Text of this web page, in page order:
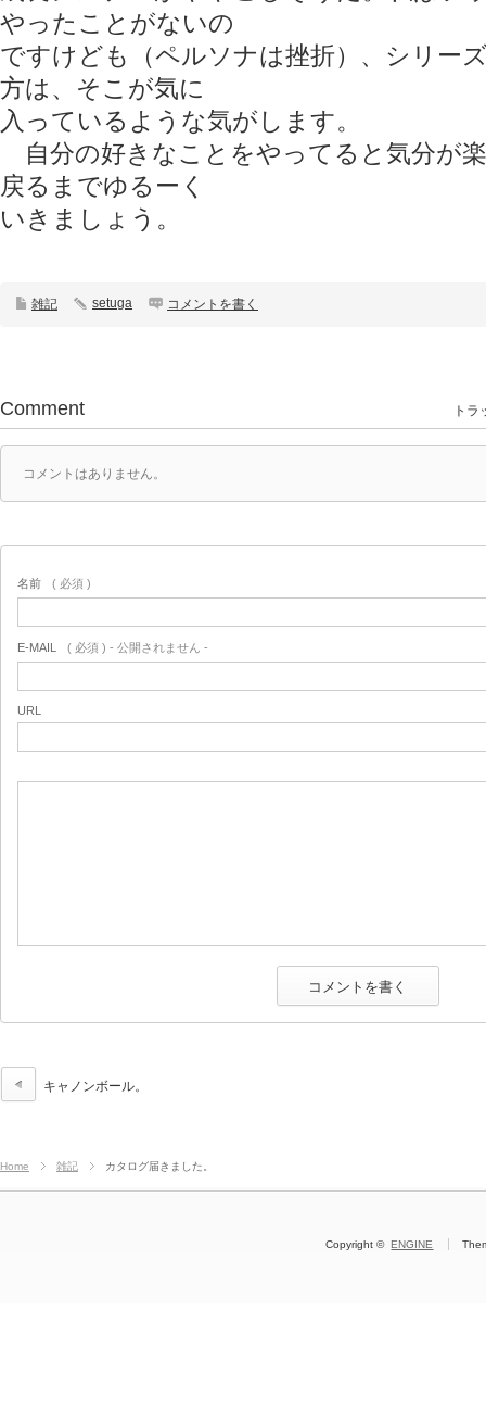
やったことがないの
ですけども（ペルソナは挫折）、シリー
方は、そこが気に
入っているような気がします。
自分の好きなことをやってると気分が
戻るまでゆるーく
いきましょう。
雑記 setuga コメントを書く
Comment トラ
コメントはありません。
名前 ( 必須 )
E-MAIL ( 必須 ) - 公開されません -
URL
キャノンボール。
Home 雑記 カタログ届きました。
Copyright ©ENGINE